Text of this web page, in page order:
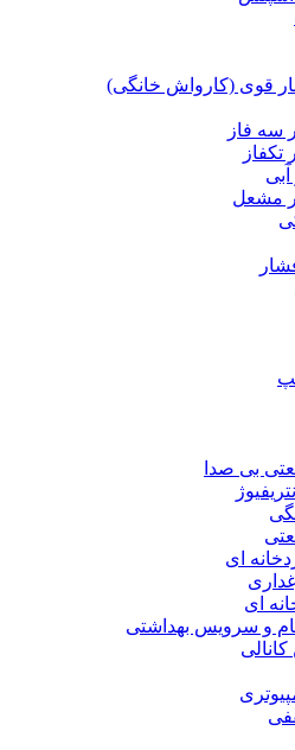
قوی (کارواش خانگی)
سه فاز
تکفاز
مشعل
بی صدا
ای
ای
و سرویس بهداشتی